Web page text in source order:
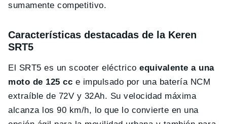
sumamente competitivo.
Características destacadas de la Keren
SRT5
El SRT5 es un scooter eléctricoequivalente a una
moto de 125 cc e impulsado por una batería NCM
extraíble de 72V y 32Ah. Su velocidad máxima
alcanza los 90 km/h, lo que lo convierte en una